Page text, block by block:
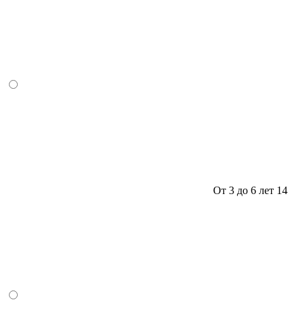
От 3 до 6 лет 14